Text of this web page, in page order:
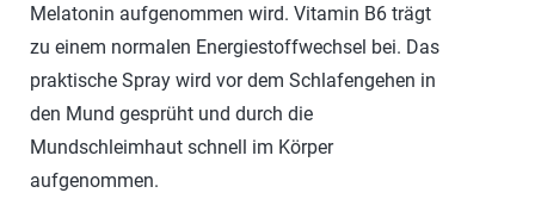
Melatonin aufgenommen wird. Vitamin B6 trägt
zu einem normalen Energiestoffwechsel bei. Das
praktische Spray wird vor dem Schlafengehen in
den Mund gesprüht und durch die
Mundschleimhaut schnell im Körper
aufgenommen.